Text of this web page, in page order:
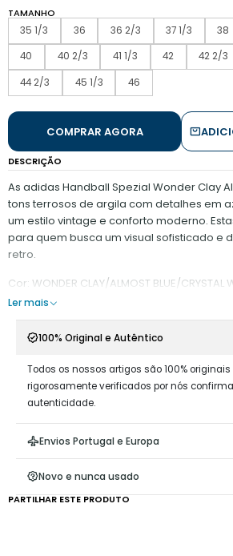
TAMANHO
35 1/3
36 36 2/3 37 1/3 38
40 40 2/3 41 1/3 42 42 2/3
44 2/3 45 1/3 46
COMPRAR AGORA
DESCRIÇÃO
As adidas Handball Spezial Wonder Clay
tons terrosos de argila com detalhes em
um estilo vintage e conforto moderno.
para quem busca um visual sofisticado e
retro.
Cor: WONDER CLAY/ALMOST BLUE/CRYSTAL
Ler mais
100% Original e Autêntico
Todos os nossos artigos são 100%
rigorosamente verificados por nós
autenticidade.
Envios Portugal e Europa
Novo e nunca usado
PARTILHAR ESTE PRODUTO